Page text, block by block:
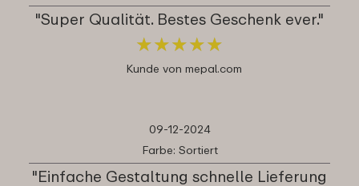
"Super Qualität. Bestes Geschenk ever."
★★★★★
★★★★★
Kunde von mepal.com
09-12-2024
Farbe: Sortiert
"Einfache Gestaltung schnelle Lieferung